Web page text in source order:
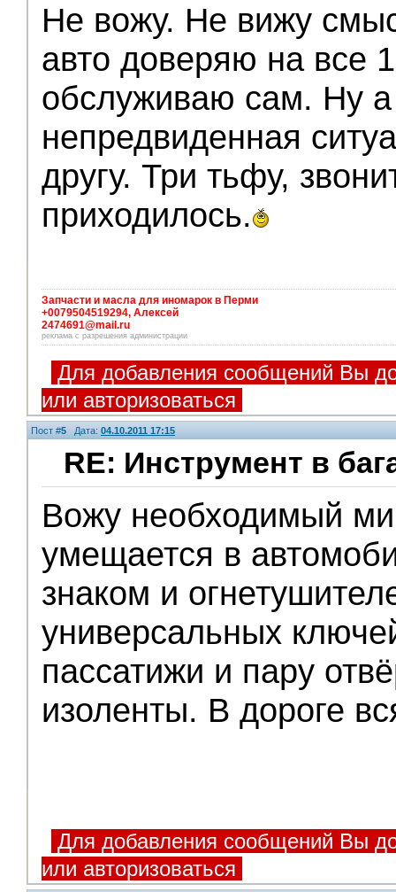
Не вожу. Не вижу
авто доверяю на все
обслуживаю сам. Ну
непредвиденная
другу. Три тьфу,
приходилось.
Запчасти и масла для иномарок в Перми
+0079504519294, Алексей
2474691@mail.ru
реклама с разрешения администрации
Для добавления сообщений Вы
или авторизоваться
Пост #5 Дата: 04.10.2011 17:15
RE: Инструмент в
Вожу необходимый
умещается в
знаком и
универсальных
пассатижи и пару
изоленты. В дороге
Для добавления сообщений Вы
или авторизоваться